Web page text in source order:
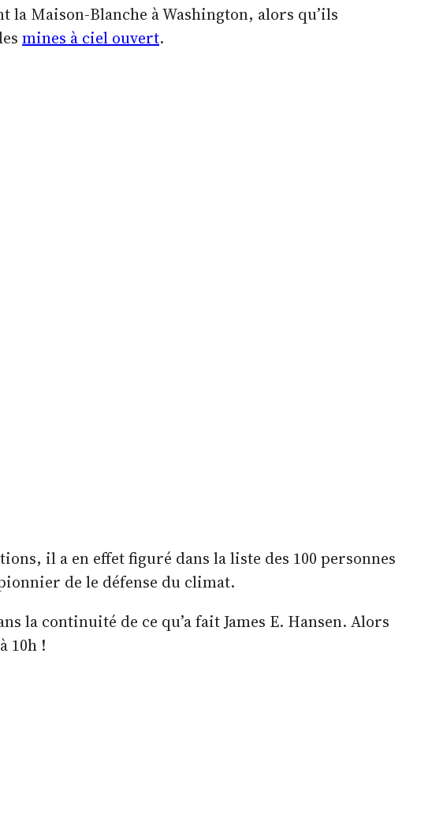
la Maison-Blanche à Washington, alors qu’ils
mines à ciel ouvert.
il a en effet figuré dans la liste des 100 personnes
de le défense du climat.
la continuité de ce qu’a fait James E. Hansen. Alors
10h !